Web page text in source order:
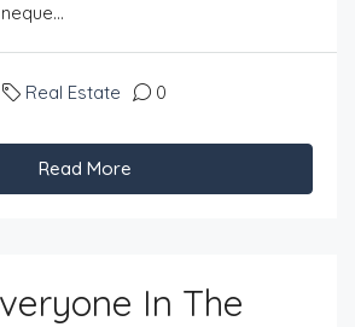
Real Estate 0
Read More
In The